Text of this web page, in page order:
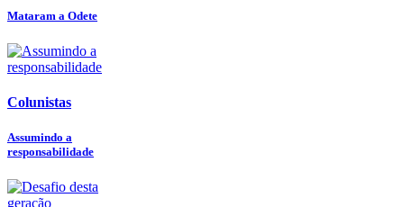
Mataram a Odete
Colunistas
Assumindo a
responsabilidade